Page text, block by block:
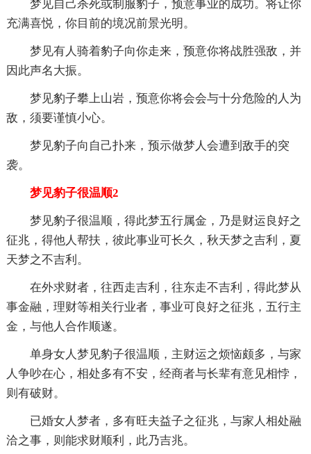
梦见自己杀死或制服豹子，预意事业的成功。将让你
充满喜悦，你目前的境况前景光明。
梦见有人骑着豹子向你走来，预意你将战胜强敌，并
因此声名大振。
梦见豹子攀上山岩，预意你将会会与十分危险的人为
敌，须要谨慎小心。
梦见豹子向自己扑来，预示做梦人会遭到敌手的突
袭。
梦见豹子很温顺2
梦见豹子很温顺，得此梦五行属金，乃是财运良好之
征兆，得他人帮扶，彼此事业可长久，秋天梦之吉利，夏
天梦之不吉利。
在外求财者，往西走吉利，往东走不吉利，得此梦从
事金融，理财等相关行业者，事业可良好之征兆，五行主
金，与他人合作顺遂。
单身女人梦见豹子很温顺，主财运之烦恼颇多，与家
人争吵在心，相处多有不安，经商者与长辈有意见相悖，
则有破财。
已婚女人梦者，多有旺夫益子之征兆，与家人相处融
洽之事，则能求财顺利，此乃吉兆。